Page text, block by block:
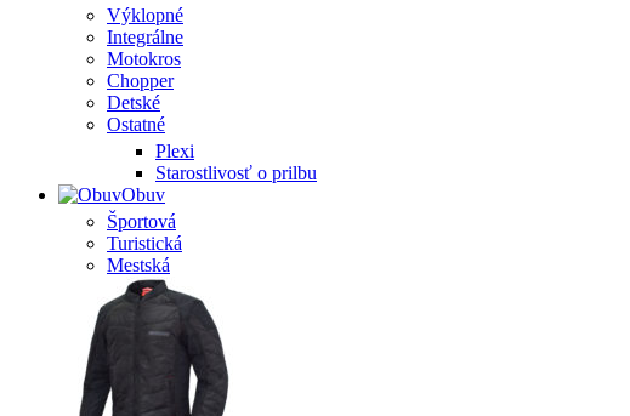
Výklopné
Integrálne
Motokros
Chopper
Detské
Ostatné
Plexi
Starostlivosť o prilbu
Obuv
Športová
Turistická
Mestská